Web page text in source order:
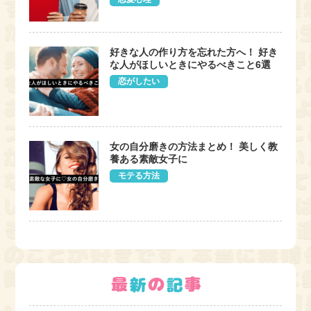
好きな人の作り方を忘れた方へ！ 好き
な人がほしいときにやるべきこと6選
恋がしたい
女の自分磨きの方法まとめ！ 美しく教
養ある素敵女子に
モテる方法